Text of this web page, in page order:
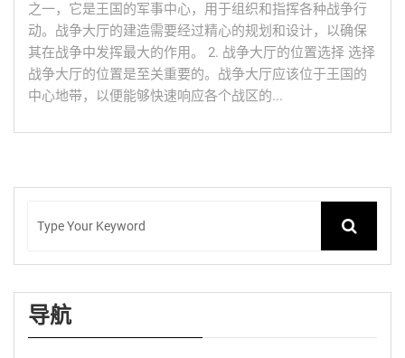
之一，它是王国的军事中心，用于组织和指挥各种战争行
动。战争大厅的建造需要经过精心的规划和设计，以确保
其在战争中发挥最大的作用。 2. 战争大厅的位置选择 选择
战争大厅的位置是至关重要的。战争大厅应该位于王国的
中心地带，以便能够快速响应各个战区的...
导航